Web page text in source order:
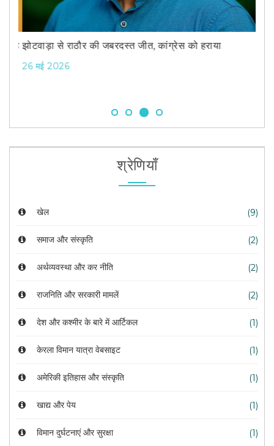
झोटवाड़ा से राठौर की जबरदस्त जीत, कांग्रेस को हराया
26 मई 2026
Previous Next
श्रेणियाँ
खेल (9)
समाज और संस्कृति (2)
अर्थव्यवस्था और कर नीति (2)
राजनिति और सरकारी मामलें (2)
देश और कश्मीर के बारे में आर्टिकल (1)
केरला विमान यात्रा वेबसाइट (1)
अमेरिकी इतिहास और संस्कृति (1)
खाद्य और पेय (1)
विमान दुर्घटनाएं और सुरक्षा (1)